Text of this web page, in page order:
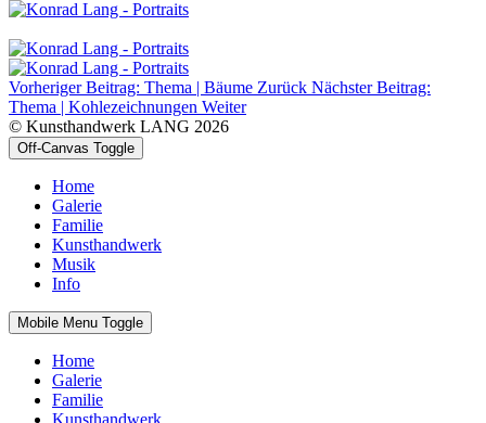
Vorheriger Beitrag: Thema | Bäume Zurück Nächster Beitrag:
Thema | Kohlezeichnungen Weiter
© Kunsthandwerk LANG 2026
Off-Canvas Toggle
Home
Galerie
Familie
Kunsthandwerk
Musik
Info
Mobile Menu Toggle
Home
Galerie
Familie
Kunsthandwerk